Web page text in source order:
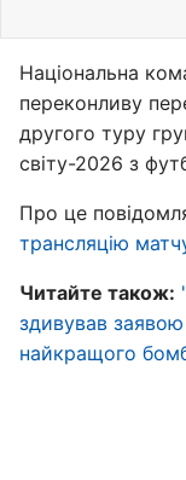
Національна
переконливу
другого туру
світу-2026 з
Про це
трансляцію
Читайте також:
здивував
найкращого